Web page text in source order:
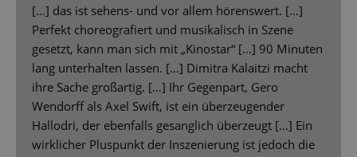
[…] das ist sehens- und vor allem hörenswert. […]
Perfekt choreografiert und musikalisch in Szene
gesetzt, kann man sich mit „Kinostar“ [...] 90 Minuten
lang unterhalten lassen. […] Dimitra Kalaitzi macht
ihre Sache großartig. […] Ihr Gegenpart, Gero
Wendorff als Axel Swift, ist ein überzeugender
Hallodri, der ebenfalls gesanglich überzeugt […] Ein
wirklicher Pluspunkt der Inszenierung ist jedoch die